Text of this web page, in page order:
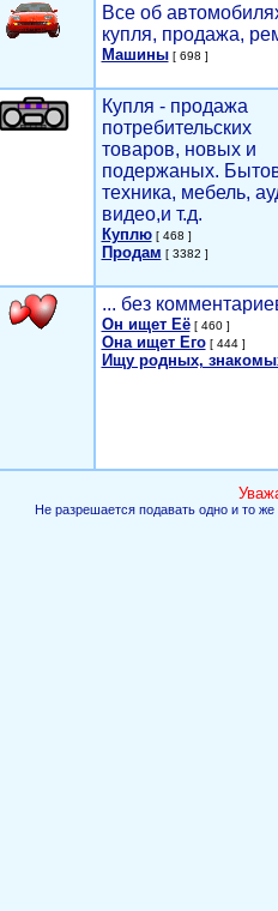
Все об
купля, продажа,
Машины[ 698 ]
Купля - продажа
потребительских
товаров, новых и
подержаных.
техника, мебель,
видео,и т.д.
Куплю[ 468 ]
Продам [ 3382 ]
... без
Он ищет Её[ 460 ]
Она ищет Его[ 444 ]
Ищу родных,
Не разрешается подавать одно и то